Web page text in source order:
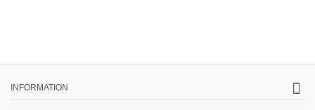
INFORMATION